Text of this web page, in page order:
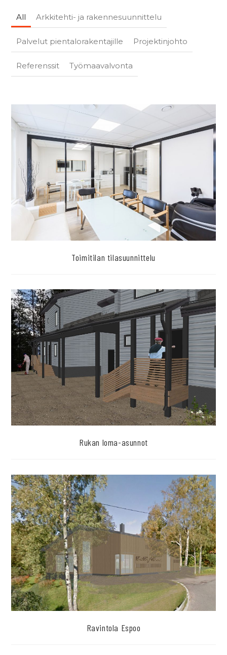
All Arkkitehti- ja rakennesuunnittelu
Palvelut pientalorakentajille Projektinjohto
Referenssit Työmaavalvonta
Toimitilan tilasuunnittelu
Rukan loma-asunnot
Ravintola Espoo